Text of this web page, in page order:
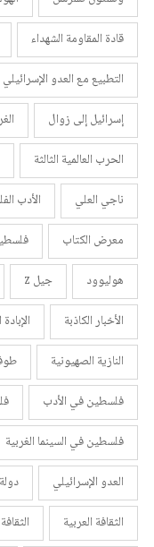
قادة المقاومة الشهداء
التطبيع مع العدو الإسرائيلي
إسرائيل إلى زوال
الحرب العالمية الثالثة
ناجي العلي
الأدب
معرض الكتاب
هوليوود
جيل z
الأخبار الكاذبة
النازية الصهيونية
فلسطين في الأدب
فلسطين في السينما الغربية
العدو الإسرائيلي
الثقافة العربية